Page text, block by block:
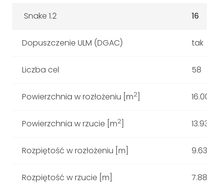
Snake 1.2 16
Dopuszczenie ULM (DGAC) tak
Liczba cel 58
Powierzchnia w rozłożeniu [m2] 16.00
Powierzchnia w rzucie [m2] 13.93
Rozpiętość w rozłożeniu [m] 9.63
Rozpiętość w rzucie [m] 7.88